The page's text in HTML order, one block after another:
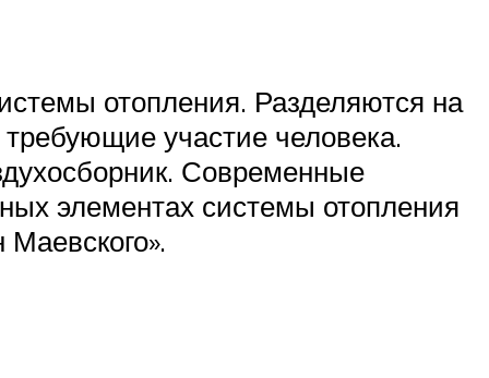
отопления. Разделяются на
участие человека.
Современные
элементах системы отопления